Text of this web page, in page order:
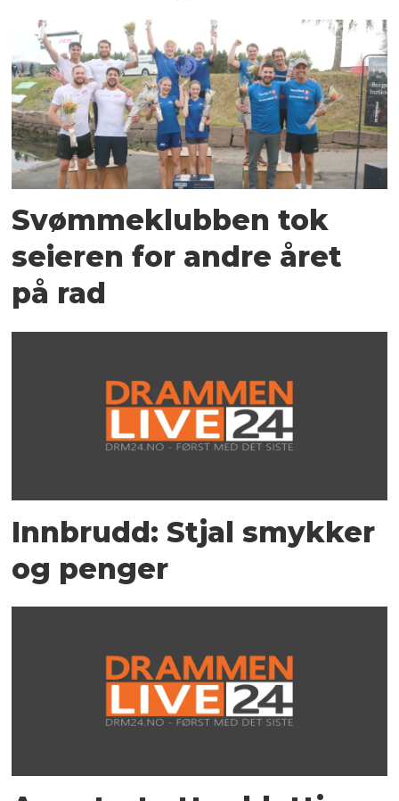
Svømmeklubben tok
seieren for andre året
på rad
Innbrudd: Stjal smykker
og penger